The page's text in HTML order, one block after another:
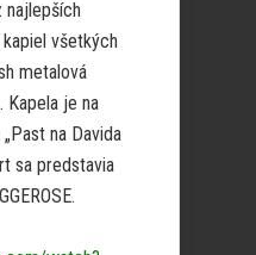
najlepších
všetkých
metalová
Kapela je na
na Davida
sa predstavia